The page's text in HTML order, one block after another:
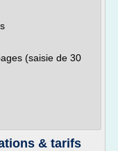
(saisie de 30
& tarifs